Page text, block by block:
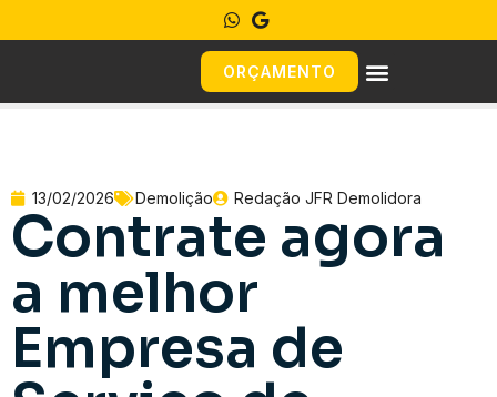
ORÇAMENTO
13/02/2026 Demolição Redação JFR Demolidora
Contrate agora
a melhor
Empresa de